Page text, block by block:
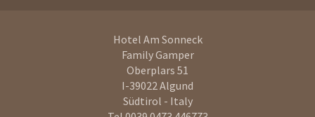
Hotel Am Sonneck
Family Gamper
Oberplars 51
I-39022Algund
Südtirol - Italy